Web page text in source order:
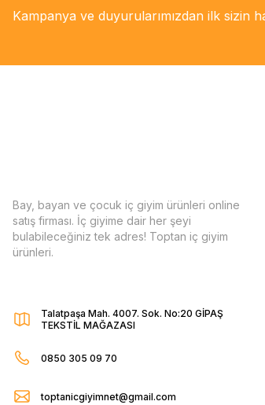
Kampanya ve duyurularımızdan ilk sizin
Bay, bayan ve çocuk iç giyim ürünleri online
satış firması. İç giyime dair her şeyi
bulabileceğiniz tek adres! Toptan iç giyim
ürünleri.
Talatpaşa Mah. 4007. Sok. No:20 GİPAŞ
TEKSTİL MAĞAZASI
0850 305 09 70
toptanicgiyimnet@gmail.com